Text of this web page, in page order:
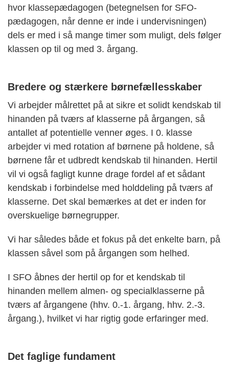
hvor klassepædagogen (betegnelsen for SFO-
pædagogen, når denne er inde i undervisningen)
dels er med i så mange timer som muligt, dels følger
klassen op til og med 3. årgang.
Bredere og stærkere børnefællesskaber
Vi arbejder målrettet på at sikre et solidt kendskab til
hinanden på tværs af klasserne på årgangen, så
antallet af potentielle venner øges. I 0. klasse
arbejder vi med rotation af børnene på holdene, så
børnene får et udbredt kendskab til hinanden. Hertil
vil vi også fagligt kunne drage fordel af et sådant
kendskab i forbindelse med holddeling på tværs af
klasserne. Det skal bemærkes at det er inden for
overskuelige børnegrupper.
Vi har således både et fokus på det enkelte barn, på
klassen såvel som på årgangen som helhed.
I SFO åbnes der hertil op for et kendskab til
hinanden mellem almen- og specialklasserne på
tværs af årgangene (hhv. 0.-1. årgang, hhv. 2.-3.
årgang.), hvilket vi har rigtig gode erfaringer med.
Det faglige fundament